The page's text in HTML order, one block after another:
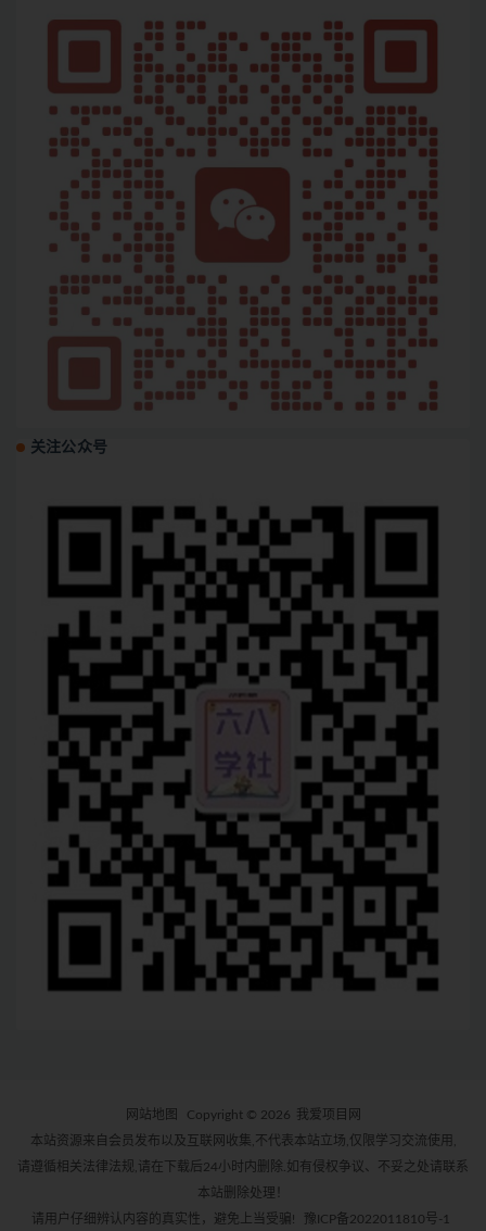
关注公众号
网站地图 Copyright © 2026 我爱项目网
本站资源来自会员发布以及互联网收集,不代表本站立场,仅限学习交流使用,
请遵循相关法律法规,请在下载后24小时内删除.如有侵权争议、不妥之处请联系
本站删除处理！
请用户仔细辨认内容的真实性，避免上当受骗!
豫ICP备2022011810号-1